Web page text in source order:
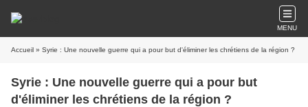
MENU
Accueil » Syrie : Une nouvelle guerre qui a pour but d'éliminer les chrétiens de la région ?
Syrie : Une nouvelle guerre qui a pour but
d'éliminer les chrétiens de la région ?